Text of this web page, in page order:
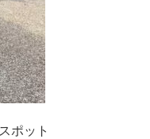
ポット